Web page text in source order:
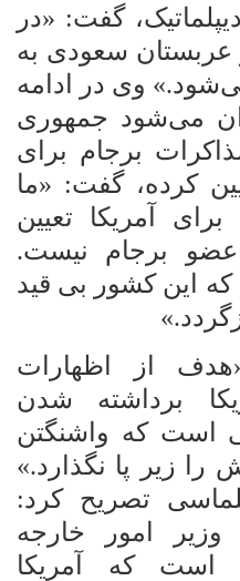
گفت: «در
سعودی به
وی در ادامه
می‌شود جمهوری
برجام برای
کرده، گفت: «ما
آمریکا تعیین
عضو برجام نیست.
که این کشور بی قید
از اظهارات
برداشته شدن
است که واشنگتن
را زیر پا نگذارد.»
تصریح کرد:
وزیر امور خارجه
که آمریکا